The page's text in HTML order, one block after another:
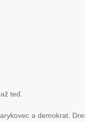
teď.
a demokrat.